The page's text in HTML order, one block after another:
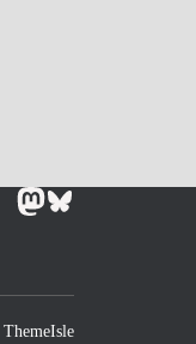
Mastodon
Bluesky
ThemeIsle